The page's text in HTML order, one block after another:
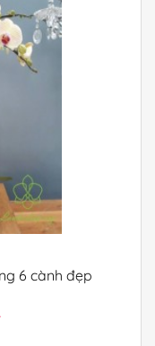
6 cành đẹp